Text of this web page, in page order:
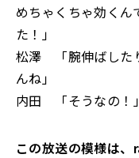
めちゃくちゃ効くん
た！」
松澤 「腕伸ばした
んね」
内田 「そうなの！」
この放送の模様は